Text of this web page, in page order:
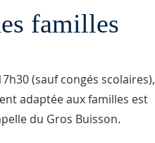
familles
(sauf congés scolaires),
adaptée aux familles est
du Gros Buisson.